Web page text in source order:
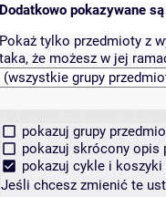
Dodatkowo pokazywane
Pokaż tylko przedmioty z
taka, że możesz w jej
pokazuj grupy
pokazuj skrócony opis
pokazuj cykle i
Jeśli chcesz zmienić te